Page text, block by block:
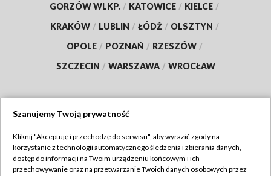
GORZÓW WLKP. / KATOWICE / KIELCE /
KRAKÓW / LUBLIN / ŁÓDŹ / OLSZTYN /
OPOLE / POZNAŃ / RZESZÓW /
SZCZECIN / WARSZAWA / WROCŁAW
TVP
Abonament TVP
Regulamin TVP
Szanujemy Twoją prywatność
Kliknij "Akceptuję i przechodzę do serwisu", aby wyrazić zgody na
korzystanie z technologii automatycznego śledzenia i zbierania danych,
dostęp do informacji na Twoim urządzeniu końcowym i ich
przechowywanie oraz na przetwarzanie Twoich danych osobowych przez